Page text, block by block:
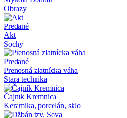
Obrazy
Predané
Akt
Sochy
Predané
Prenosná zlatnícka váha
Stará technika
Čajník Kremnica
Keramika, porcelán, sklo